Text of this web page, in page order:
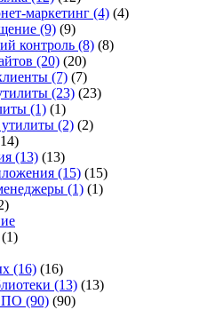
маркетинг (4) (4)
(9) (9)
контроль (8) (8)
(20) (20)
(7) (7)
(23) (23)
(1) (1)
(2) (2)
(13) (13)
(15) (15)
(1) (1)
(1)
(16) (16)
(13) (13)
ПО (90) (90)